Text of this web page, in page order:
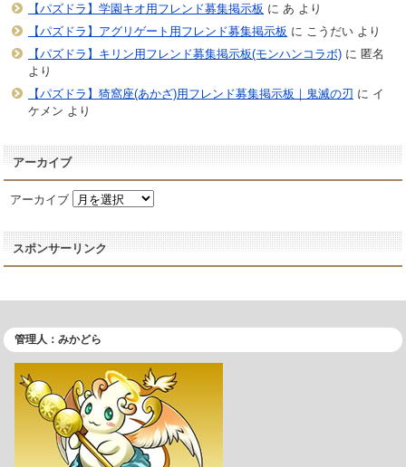
【パズドラ】学園キオ用フレンド募集掲示板 に あ より
【パズドラ】アグリゲート用フレンド募集掲示板 に こうだいより
【パズドラ】キリン用フレンド募集掲示板(モンハンコラボ)に 匿名
より
【パズドラ】猗窩座(あかざ)用フレンド募集掲示板｜鬼滅の刃 に イ
ケメン より
アーカイブ
アーカイブ
スポンサーリンク
管理人：みかどら